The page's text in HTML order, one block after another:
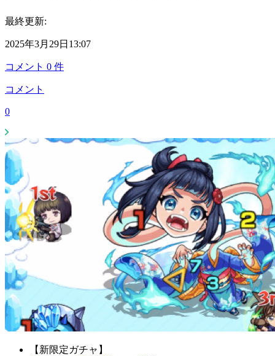
最終更新:
2025年3月29日13:07
コメント 0 件
コメント
0
【新限定ガチャ】